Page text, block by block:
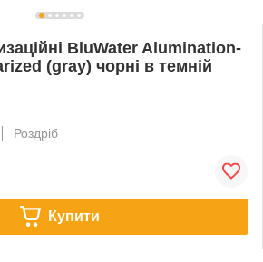
BluWater Alumination-
(gray) чорні в темній
Роздріб
Купити